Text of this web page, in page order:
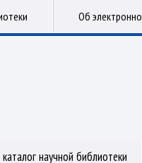
Об
научной библиотеки